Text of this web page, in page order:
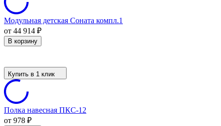
Модульная детская Соната компл.1
от 44 914 ₽
В корзину
Купить в 1 клик
Полка навесная ПКС-12
от 978 ₽